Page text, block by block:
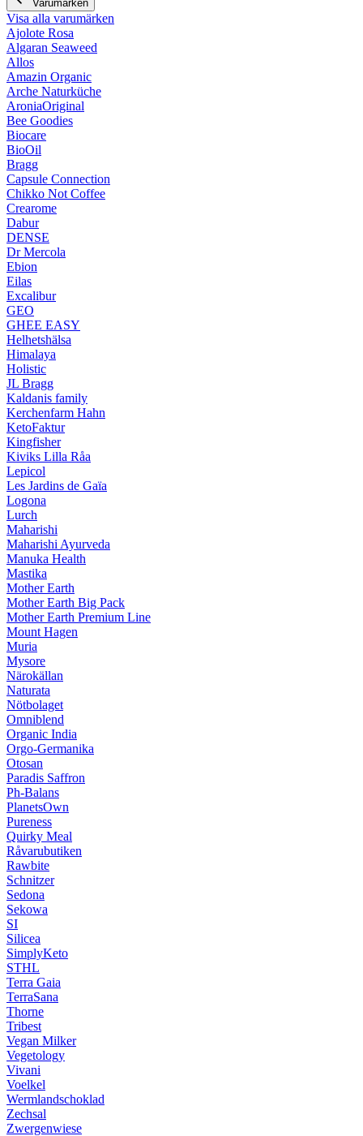
Varumärken
Visa alla varumärken
Ajolote Rosa
Algaran Seaweed
Allos
Amazin Organic
Arche Naturküche
AroniaOriginal
Bee Goodies
Biocare
BioOil
Bragg
Capsule Connection
Chikko Not Coffee
Crearome
Dabur
DENSE
Dr Mercola
Ebion
Eilas
Excalibur
GEO
GHEE EASY
Helhetshälsa
Himalaya
Holistic
JL Bragg
Kaldanis family
Kerchenfarm Hahn
KetoFaktur
Kingfisher
Kiviks Lilla Råa
Lepicol
Les Jardins de Gaïa
Logona
Lurch
Maharishi
Maharishi Ayurveda
Manuka Health
Mastika
Mother Earth
Mother Earth Big Pack
Mother Earth Premium Line
Mount Hagen
Muria
Mysore
Närokällan
Naturata
Nötbolaget
Omniblend
Organic India
Orgo-Germanika
Otosan
Paradis Saffron
Ph-Balans
PlanetsOwn
Pureness
Quirky Meal
Råvarubutiken
Rawbite
Schnitzer
Sedona
Sekowa
SI
Silicea
SimplyKeto
STHL
Terra Gaia
TerraSana
Thorne
Tribest
Vegan Milker
Vegetology
Vivani
Voelkel
Wermlandschoklad
Zechsal
Zwergenwiese